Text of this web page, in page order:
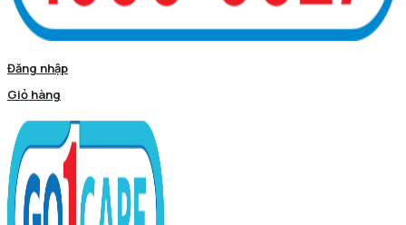
Đăng nhập
Giỏ hàng